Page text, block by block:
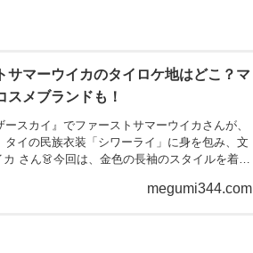
サマーウイカのタイロケ地はどこ？マ
スメブランドも！
スカイ』でファーストサマーウイカさんが、
イの民族衣装「シワーライ」に身を包み、文
さん👗今回は、金色の長袖のスタイルを着用
megumi344.com